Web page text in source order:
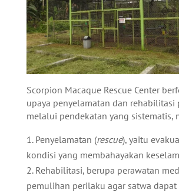
Scorpion Macaque Rescue Center
upaya penyelamatan dan rehabilitasi
melalui pendekatan yang sistematis,
Penyelamatan (rescue), yaitu
kondisi yang membahayakan
Rehabilitasi, berupa perawatan
pemulihan perilaku agar satwa dapat